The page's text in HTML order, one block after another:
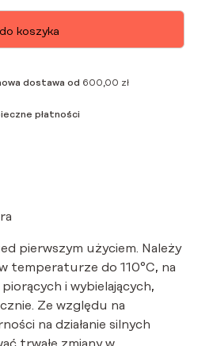
koszyka
dostawa od 600,00 zł
płatności
pierwszym użyciem. Należy
temperaturze do 110°C, na
i wybielających,
Ze względu na
na działanie silnych